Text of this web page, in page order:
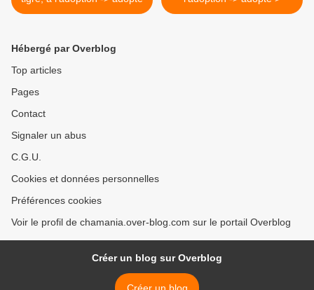
Hébergé par Overblog
Top articles
Pages
Contact
Signaler un abus
C.G.U.
Cookies et données personnelles
Préférences cookies
Voir le profil de chamania.over-blog.com sur le portail Overblog
Créer un blog sur Overblog